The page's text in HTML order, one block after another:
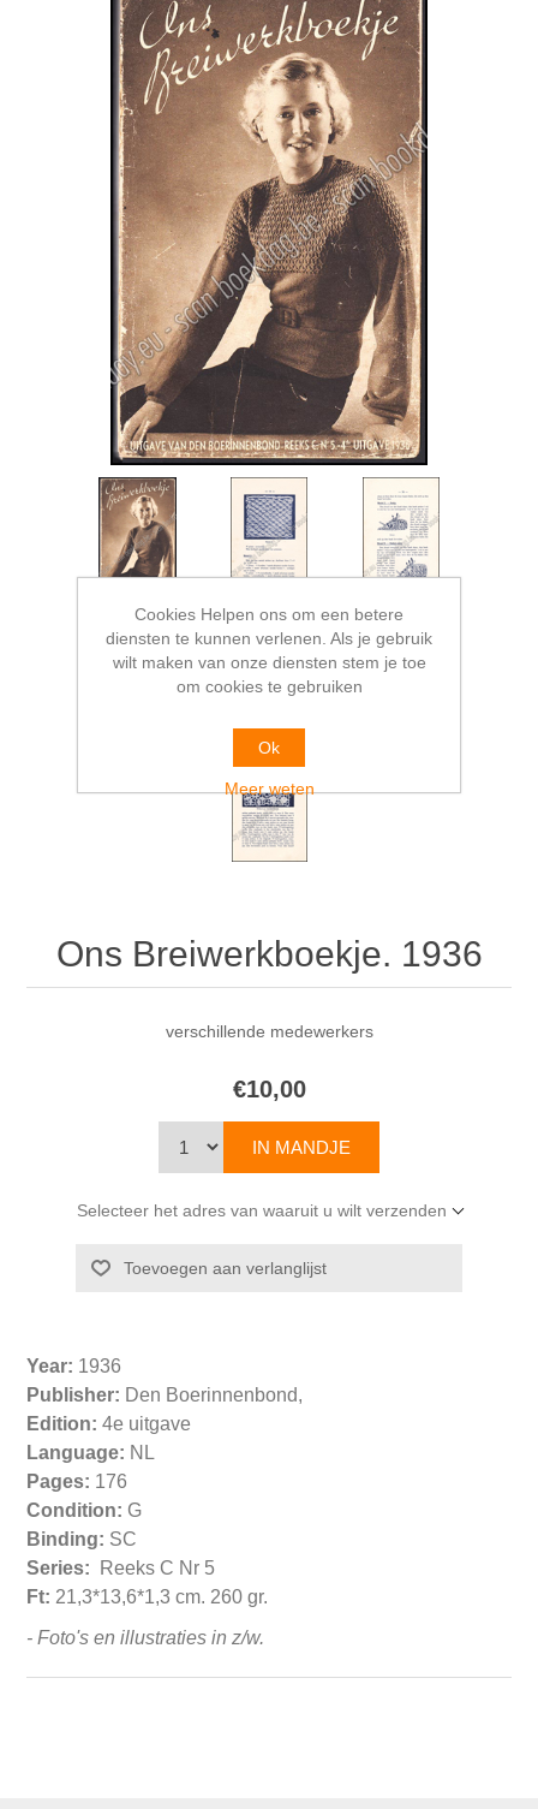
Ons Breiwerkboekje. 1936
verschillende medewerkers
€10,00
Selecteer het adres van waaruit u wilt verzenden
Year: 1936
Publisher: Den Boerinnenbond,
Edition: 4e uitgave
Language: NL
Pages: 176
Condition: G
Binding: SC
Series:
Reeks C Nr 5
Ft: 21,3*13,6*1,3 cm. 260 gr.
- Foto's en illustraties in z/w.
Cookies Helpen ons om een betere
diensten te kunnen verlenen. Als je gebruik
wilt maken van onze diensten stem je toe
om cookies te gebruiken
Ok
Meer weten